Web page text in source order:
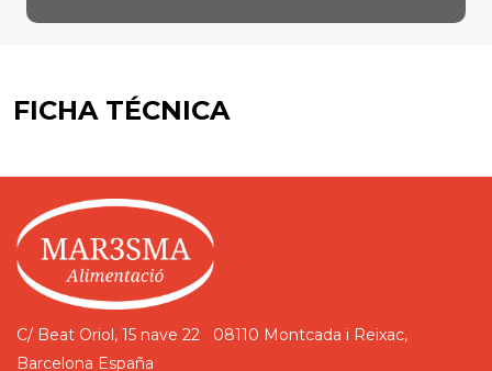
FICHA TÉCNICA
C/ Beat Oriol, 15 nave 22
08110 Montcada i Reixac,
Barcelona España